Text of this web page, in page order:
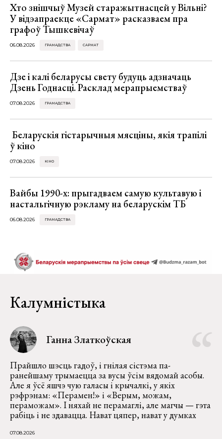
Хто знішчыў Музей старажытнасцей у Вільні?
У відэапраекце «Сармат» расказваем пра
графоў Тышкевічаў
06.08.2026 ГРАМАДСТВА САРМАТ
Дзе і калі беларусы свету будуць адзначаць
Дзень Годнасці. Расклад мерапрыемстваў
07.08.2026 ГРАМАДСТВА
Беларускія гістарычныя мясціны, якія трапілі
ў кіно
07.08.2026 КІНО
Вайбы 1990-х: прыгадваем самую культавую і
настальгічную рэкламу на беларускім ТБ
06.08.2026 ГРАМАДСТВА
Калумністыка
Ганна Златкоўская
Прайшло шэсць гадоў, і гнілая сістэма па-
ранейшаму трымаецца за вусы ўсім вядомай асобы.
Але я ўсё яшчэ чую галасы і крычалкі, у якіх
рэфрэнам: «Перамен!» і «Верым, можам,
пераможам». І няхай не перамаглі, але магчы — гэта
рабіць і не здавацца. Нават цяпер, нават у думках
07.08.2026